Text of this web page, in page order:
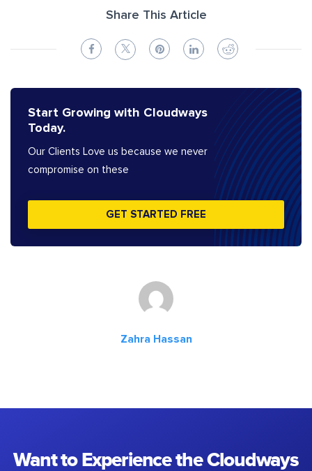
Share This Article
Start Growing with Cloudways
Today.
Our Clients Love us because we never
compromise on these
GET STARTED FREE
Zahra Hassan
Want to Experience the Cloudways